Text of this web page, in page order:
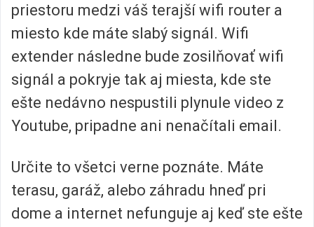
priestoru medzi váš terajší wifi router a
miesto kde máte slabý signál. Wifi
extender následne bude zosilňovať wifi
signál a pokryje tak aj miesta, kde ste
ešte nedávno nespustili plynule video z
Youtube, pripadne ani nenačítali email.
Určite to všetci verne poznáte. Máte
terasu, garáž, alebo záhradu hneď pri
dome a internet nefunguje aj keď ste ešte